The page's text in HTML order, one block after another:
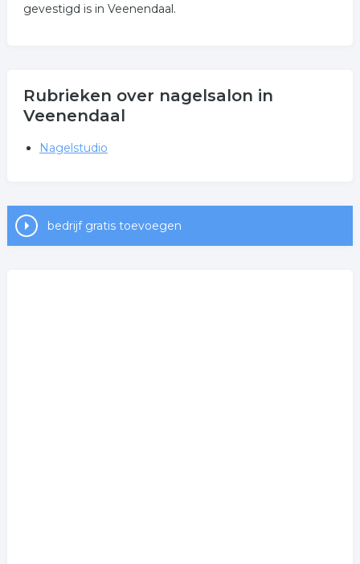
gevestigd is in Veenendaal.
Rubrieken over nagelsalon in
Veenendaal
Nagelstudio
bedrijf gratis toevoegen